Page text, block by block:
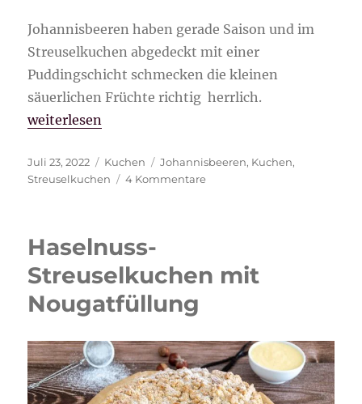
Johannisbeeren haben gerade Saison und im
Streuselkuchen abgedeckt mit einer
Puddingschicht schmecken die kleinen
säuerlichen Früchte richtig herrlich.
„Johannisbeer-Streuselkuchen mit Pudding“
weiterlesen
Veröffentlicht
am
Juli 23, 2022 Kategorien
Kuchen Schlagwörter
Johannisbeeren, Kuchen,
Streuselkuchen
4 Kommentarezu
Haselnuss-
Streuselkuchen mit
Nougatfüllung